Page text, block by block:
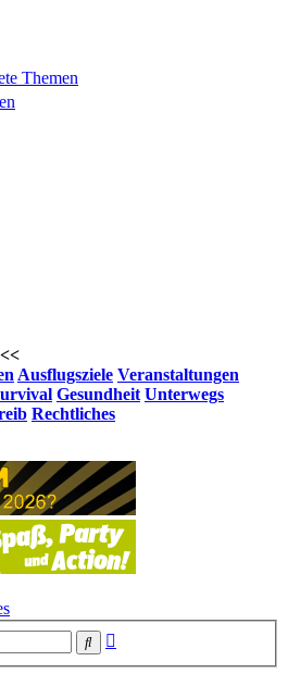
Themen
Ausflugsziele Veranstaltungen
Gesundheit Unterwegs
Rechtliches
Suche